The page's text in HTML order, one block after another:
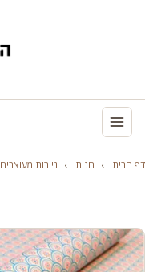
דף הבית › חנות › ניירות מעוצבים